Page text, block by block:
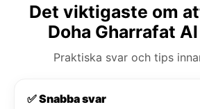
Det viktigaste om
Doha Gharrafat
Praktiska svar och tips
✅ Snabba svar